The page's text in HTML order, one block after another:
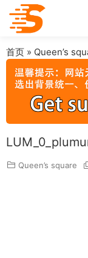
首页 » Queen’s
Queen’s square